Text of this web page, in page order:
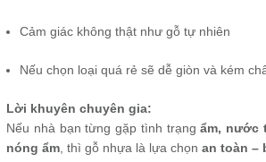
Cảm giác không thật như gỗ tự nhiên
Nếu chọn loại quá rẻ sẽ dễ giòn và kém
Lời khuyên chuyên gia:
Nếu nhà bạn từng gặp tình trạngẩm, nước
nóng ẩm , thì gỗ nhựa là lựa chọn an toàn –